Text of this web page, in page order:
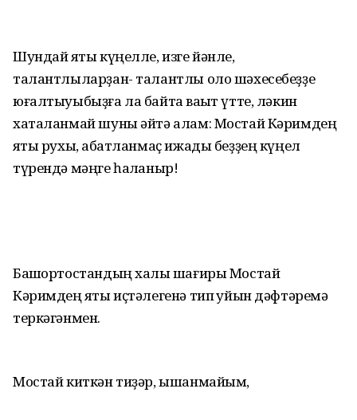
Шундай яҡты күңелле, изге йәнле,
талантлыларҙан- талантлы оло шәхесебеҙҙе
юғалтыуыбыҙға ла байтаҡ ваҡыт үтте, ләкин
хаталанмай шуны әйтә алам: Мос­тай Кәримдең
яҡты рухы, ҡабатланмаҫ ижады беҙҙең күңел
түрендә мәңге һаҡланыр!
Башҡортостандың халыҡ шағиры Мостай
Кәримдең яҡты иҫтәлегенә тип ҡуйын дәфтәремә
теркәгәнмен.
Мостай киткән тиҙәр, ышанмайым,